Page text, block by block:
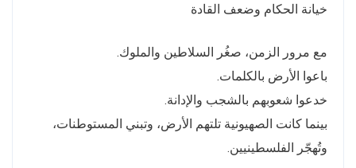
خيانة الحكام وضعف القادة
مع مرور الزمن، صغُر السلاطين والملوك.
باعوا الأرض بالكلمات.
خدعوا شعوبهم بالشجب والإدانة.
بينما كانت الصهيونية تلتهم الأرض، وتبني المستوطنات،
وتُهجّر الفلسطينيين.